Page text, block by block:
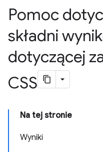
Pomoc
składni
dotyczącej
CSS
Na tej stronie
Wyniki